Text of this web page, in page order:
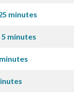
minutes
5 minutes